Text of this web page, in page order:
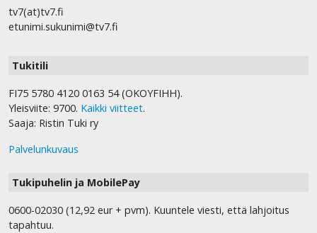
tv7(at)tv7.fi
etunimi.sukunimi@tv7.fi
Tukitili
FI75 5780 4120 0163 54 (OKOYFIHH).
Yleisviite: 9700. Kaikki viitteet.
Saaja: Ristin Tuki ry
Palvelunkuvaus
Tukipuhelin ja MobilePay
0600-02030 (12,92 eur + pvm). Kuuntele viesti, että lahjoitus
tapahtuu.